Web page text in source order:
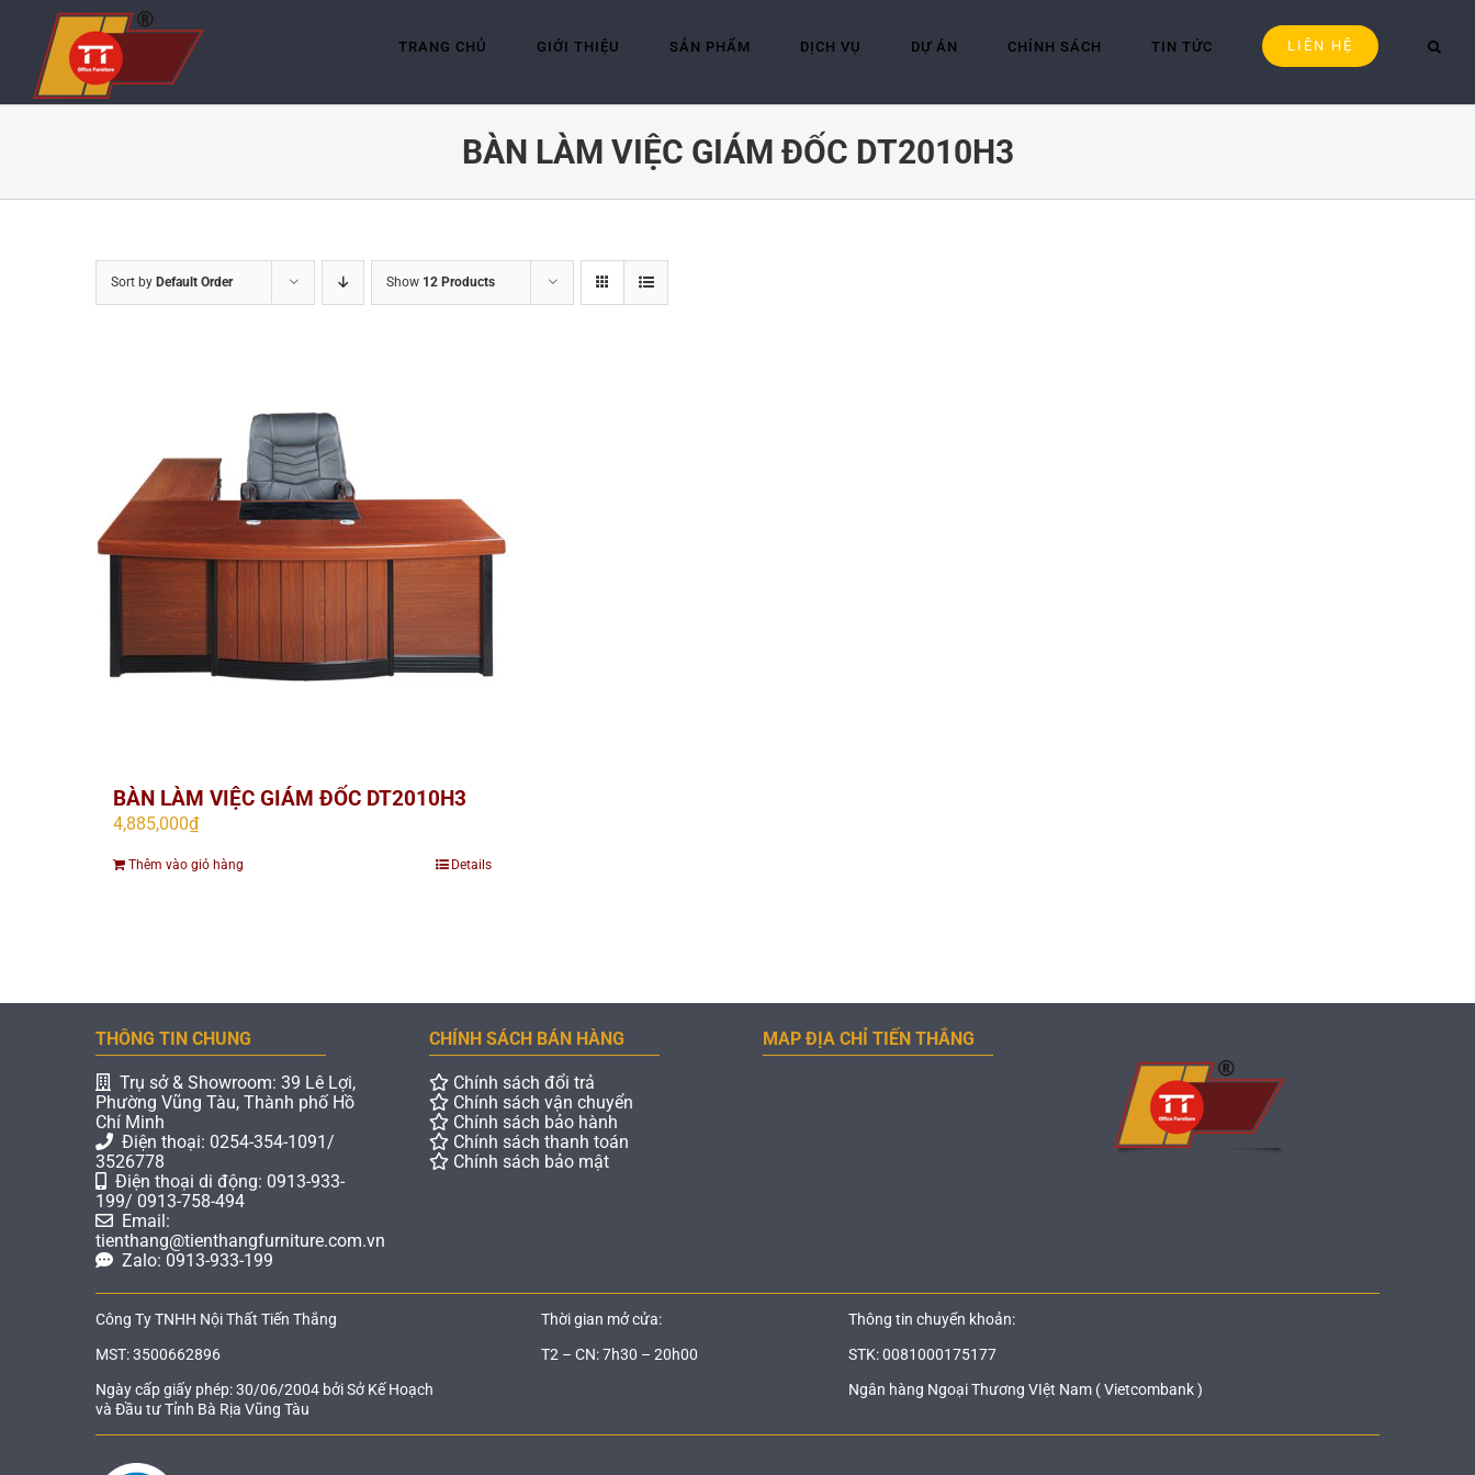
content
TRANG CHỦ GIỚI THIỆU SẢN PHẨM DỊCH VỤ DỰ ÁN CHÍNH SÁCH TIN TỨC LIÊN HỆ
BÀN LÀM VIỆC GIÁM ĐỐC DT2010H3
Sort by Default Order Show 12 Products
BÀN LÀM VIỆC GIÁM ĐỐC DT2010H3
4,885,000₫
Thêm vào giỏ hàng Details
THÔNG TIN CHUNG
Trụ sở & Showroom: 39 Lê Lợi,
Phường Vũng Tàu, Thành phố Hồ
Chí Minh
Điện thoại: 0254-354-1091/
3526778
Điện thoại di động: 0913-933-
199/ 0913-758-494
Email:
tienthang@tienthangfurniture.com.vn
Zalo: 0913-933-199
CHÍNH SÁCH BÁN HÀNG
Chính sách đổi trả
Chính sách vận chuyển
Chính sách bảo hành
Chính sách thanh toán
Chính sách bảo mật
MAP ĐỊA CHỈ TIẾN THẮNG
Công Ty TNHH Nội Thất Tiến Thắng
MST: 3500662896
Ngày cấp giấy phép: 30/06/2004 bởi Sở Kế Hoạch
và Đầu tư Tỉnh Bà Rịa Vũng Tàu
Thời gian mở cửa:
T2 – CN: 7h30 – 20h00
Thông tin chuyển khoản:
STK: 0081000175177
Ngân hàng Ngoại Thương VIệt Nam ( Vietcombank )